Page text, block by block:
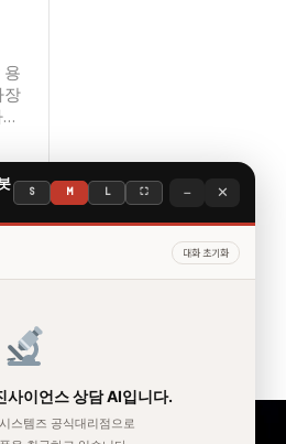
S M L ⛶ − ✕
대화 초기화
사이언스 상담 AI입니다.
스템즈 공식대리점으로